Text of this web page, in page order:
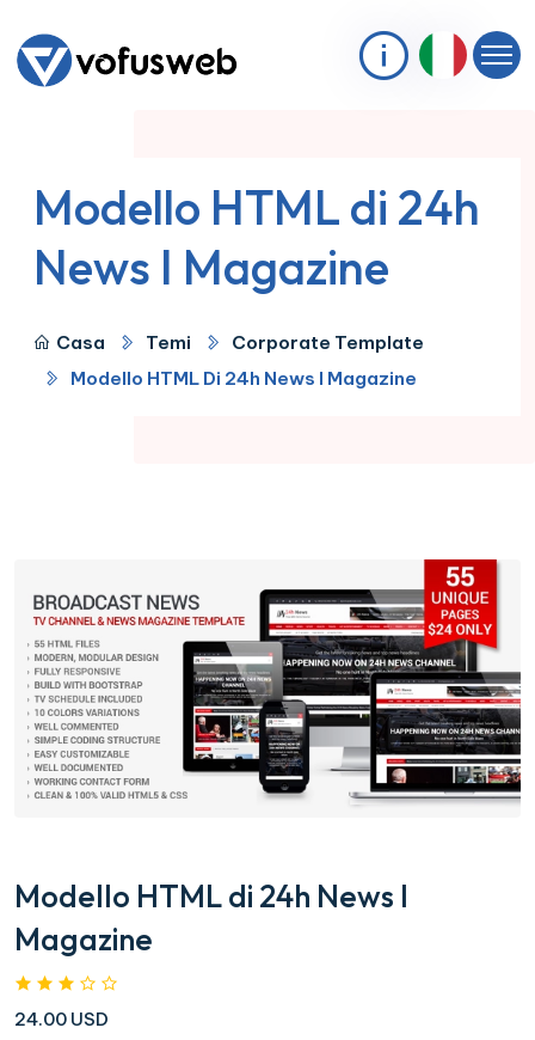
Modello HTML di 24h
News I Magazine
Casa Temi
Corporate Template
Modello HTML Di 24h News I Magazine
Modello HTML di 24h News I
Magazine
24.00 USD